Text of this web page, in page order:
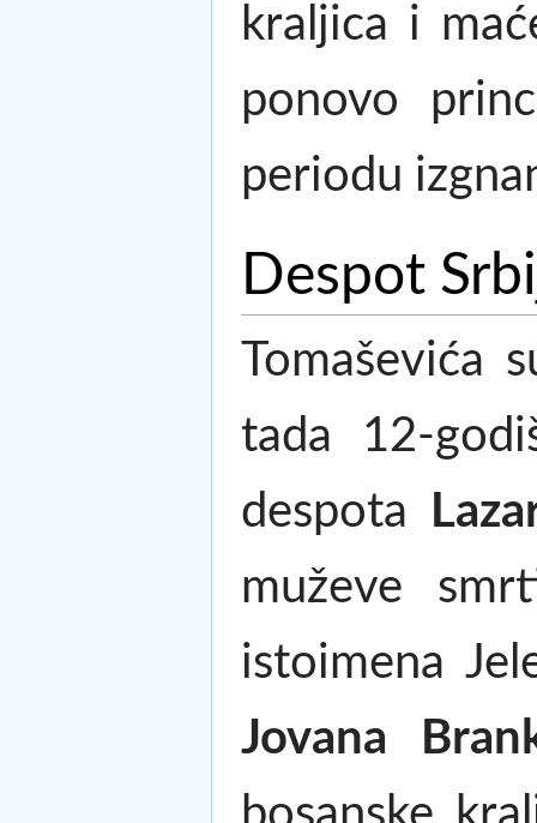
kraljica i
ponovo
periodu
Despot
tada 12-
despota
muževe
istoimena
Jovana